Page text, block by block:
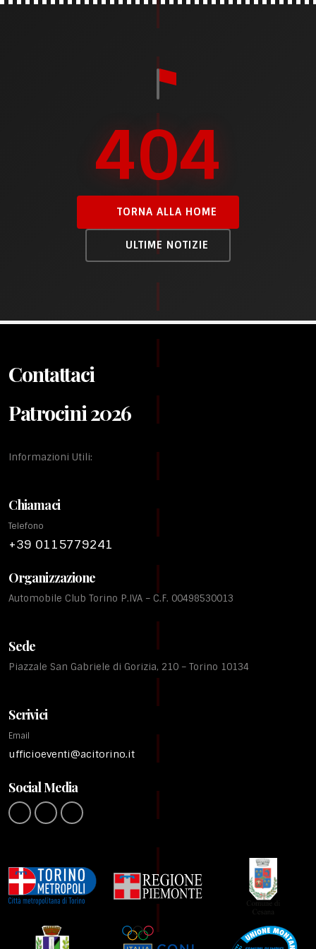
404
TORNA ALLA HOME
ULTIME NOTIZIE
Contattaci
Patrocini 2026
Informazioni Utili:
Chiamaci
Telefono
+39 0115779241
Organizzazione
Automobile Club Torino P.IVA – C.F. 00498530013
Sede
Piazzale San Gabriele di Gorizia, 210 – Torino 10134
Scrivici
Email
ufficioeventi@acitorino.it
Social Media